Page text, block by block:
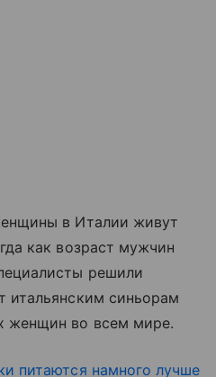
в Италии живут
как возраст мужчин
решили
итальянским синьорам
женщин во всем мире.
питаются намного лучше